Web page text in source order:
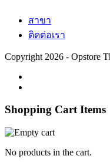
สาขา
ติดต่อเรา
Copyright 2026 - Opstore
Shopping Cart Items
No products in the cart.